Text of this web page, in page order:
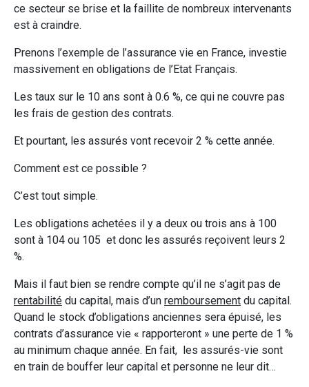
ce secteur se brise et la faillite de nombreux intervenants
est à craindre.
Prenons l’exemple de l’assurance vie en France, investie
massivement en obligations de l’Etat Français.
Les taux sur le 10 ans sont à 0.6 %, ce qui ne couvre pas
les frais de gestion des contrats.
Et pourtant, les assurés vont recevoir 2 % cette année.
Comment est ce possible ?
C’est tout simple.
Les obligations achetées il y a deux ou trois ans à 100
sont à 104 ou 105 et donc les assurés reçoivent leurs 2
%.
Mais il faut bien se rendre compte qu’il ne s’agit pas de
rentabilité du capital, mais d’un remboursement du capital.
Quand le stock d’obligations anciennes sera épuisé, les
contrats d’assurance vie « rapporteront » une perte de 1 %
au minimum chaque année. En fait, les assurés-vie sont
en train de bouffer leur capital et personne ne leur dit…